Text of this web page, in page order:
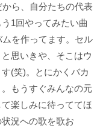
ら、自分たちの代表
1回やってみたい曲
を作ってます。セル
思いきや、そこはウ
(笑)。とにかくバカ
もうすぐみんなの元
楽しみに待っててほ
況への歌を歌お